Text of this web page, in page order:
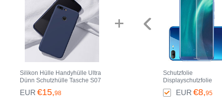
Silikon Hülle Handyhülle Ultra
Dünn Schutzhülle Tasche S07
für Huawei Honor 9 Lite Blau
EUR €15,98
Schutzfolie
Displayschutzfolie
Panzerfolie Skins zum
Aufkleben Gehärtetes
EUR €8,95